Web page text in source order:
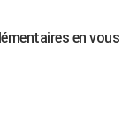
en vous